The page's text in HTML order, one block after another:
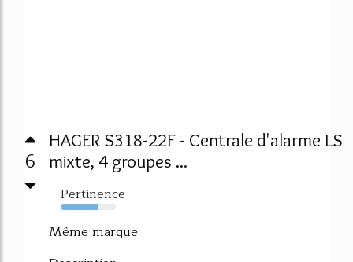
6
HAGER S318-22F - Centrale d'alarme LS
mixte, 4 groupes ...
Pertinence
67%
Même marque